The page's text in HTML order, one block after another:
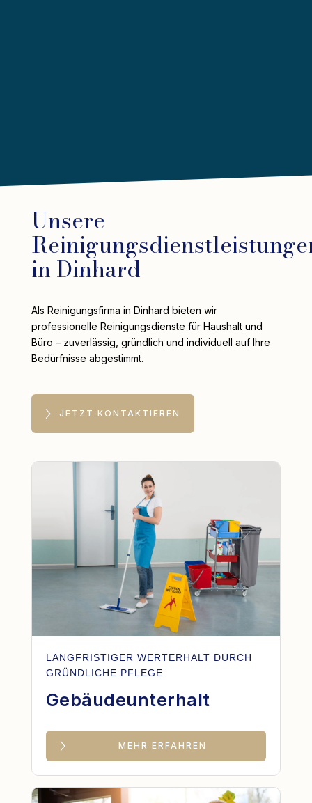
Unsere
in Dinhard
Als Reinigungsfirma in Dinhard bieten wir
professionelle Reinigungsdienste für Haushalt und
Büro – zuverlässig, gründlich und individuell auf Ihre
Bedürfnisse abgestimmt.
JETZT KONTAKTIEREN
LANGFRISTIGER WERTERHALT DURCH
GRÜNDLICHE PFLEGE
Gebäudeunterhalt
MEHR ERFAHREN